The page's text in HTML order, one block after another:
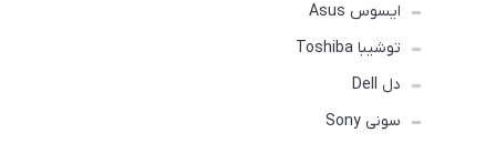
ایسوس Asus
توشیبا Toshiba
دل Dell
سونی Sony